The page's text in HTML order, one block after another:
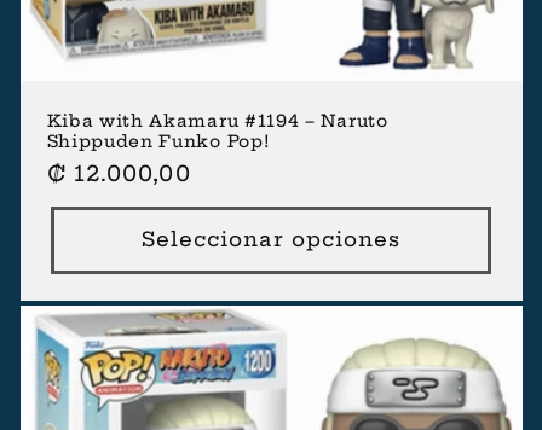
Kiba with Akamaru #1194 – Naruto
Shippuden Funko Pop!
Precio
habitual
₡ 12.000,00
Seleccionar opciones